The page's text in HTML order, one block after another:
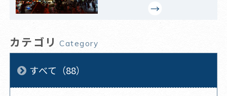
カテゴリ Category
すべて（88）